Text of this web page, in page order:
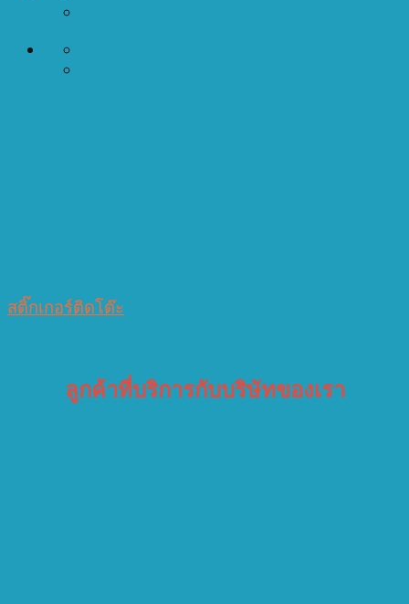
สติ๊กเกอร์ติดโต๊ะ
ลูกค้าที่บริการกับบริษัทของเรา